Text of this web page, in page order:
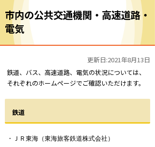
市内の公共交通機関・高速道路・
電気
更新日:2021年8月13日
鉄道、バス、高速道路、電気の状況については、
それぞれのホームページでご確認いただけます。
鉄道
・ＪＲ東海（東海旅客鉄道株式会社）